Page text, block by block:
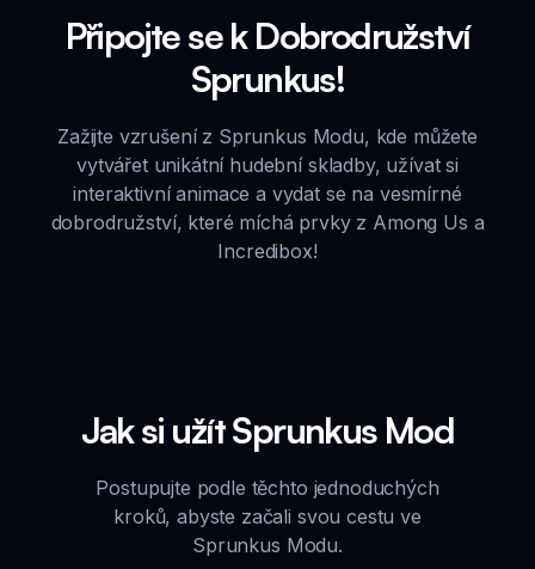
Připojte se k Dobrodružství
Sprunkus!
Zažijte vzrušení z Sprunkus Modu, kde můžete
vytvářet unikátní hudební skladby, užívat si
interaktivní animace a vydat se na vesmírné
dobrodružství, které míchá prvky z Among Us a
Incredibox!
Jak si užít Sprunkus Mod
Postupujte podle těchto jednoduchých
kroků, abyste začali svou cestu ve
Sprunkus Modu.